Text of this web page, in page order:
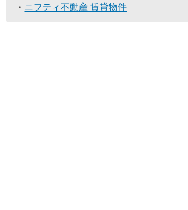
ニフティ不動産 賃貸物件